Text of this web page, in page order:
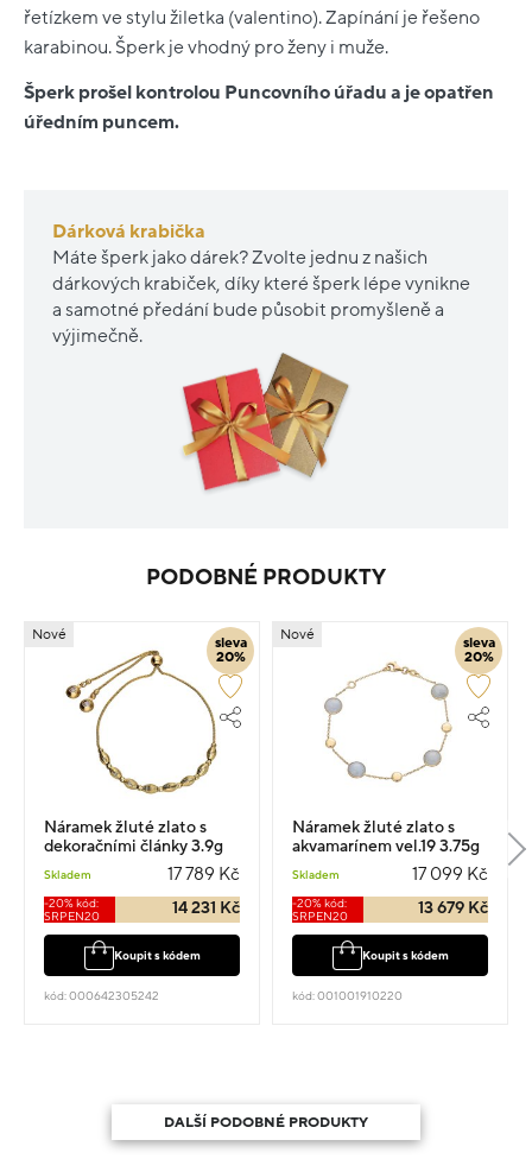
řetízkem ve stylu žiletka (valentino). Zapínání je řešeno
karabinou. Šperk je vhodný pro ženy i muže.
Šperk prošel kontrolou Puncovního úřadu a je opatřen
úředním puncem.
Dárková krabička
Máte šperk jako dárek? Zvolte jednu z našich
dárkových krabiček, díky které šperk lépe vynikne
a samotné předání bude působit promyšleně a
výjimečně.
PODOBNÉ PRODUKTY
sleva
20%
Nové
Náramek žluté zlato s
dekoračními články 3.9g
Skladem 17 789 Kč
-20% kód:
SRPEN20
14 231 Kč
Koupit s kódem
kód: 000642305242
sleva
20%
Nové
Náramek žluté zlato s
akvamarínem vel.19 3.75g
Skladem 17 099 Kč
-20% kód:
SRPEN20
13 679 Kč
Koupit s kódem
kód: 001001910220
DALŠÍ PODOBNÉ PRODUKTY